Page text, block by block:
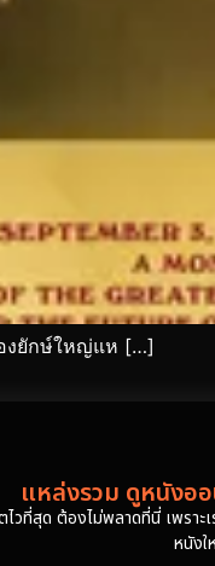
องยักษ์ใหญ่แห […]
แหล่งรวม ดูหนังออ
ที่สุด ต้องไม่พลาดที่นี่ เพรา
หนังใ